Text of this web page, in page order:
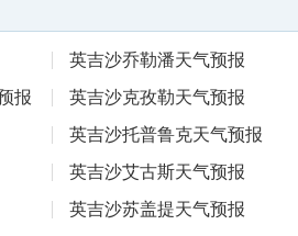
英吉沙乔勒潘天气预报
报
英吉沙克孜勒天气预报
英吉沙托普鲁克天气预报
英吉沙艾古斯天气预报
英吉沙苏盖提天气预报